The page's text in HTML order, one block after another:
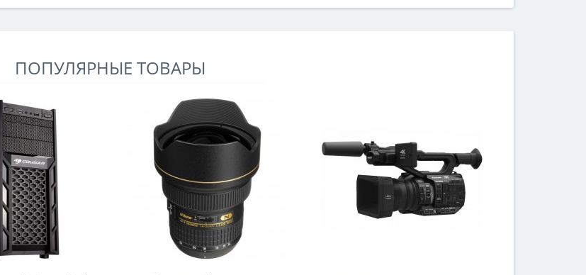
памяти, винчестер на 750 гигабайт и
американских ..
Защитный аксессуар берет на себя силу
ПОПУЛЯРНЫЕ ТОВАРЫ